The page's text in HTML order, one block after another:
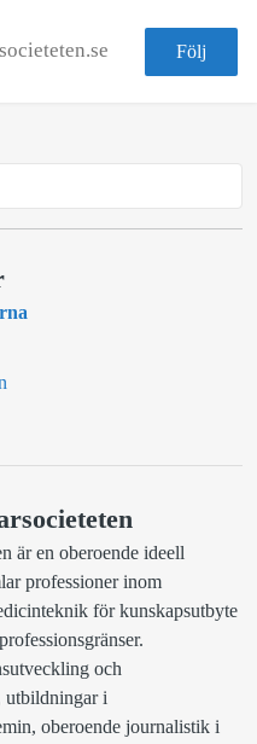
Följ
är en oberoende ideell
professioner inom
för kunskapsutbyte
och
utbildningar i
oberoende journalistik i